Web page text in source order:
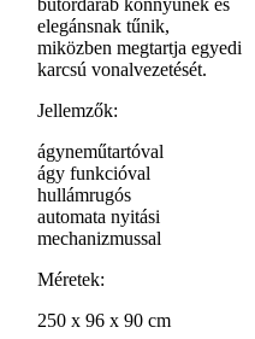
elegánsnak tűnik,
miközben megtartja egyedi
karcsú vonalvezetését.
Jellemzők:
ágyneműtartóval
ágy funkcióval
hullámrugós
automata nyitási
mechanizmussal
Méretek:
250 x 96 x 90 cm